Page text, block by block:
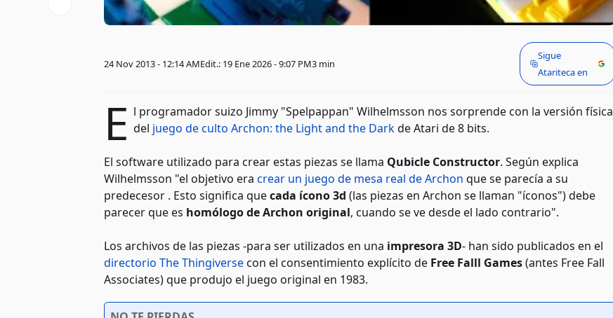
24 Nov 2013 - 12:14 AMEdit.: 19 Ene 2026 - 9:07 PM3 min
Sigue
Atariteca en
E l programador suizo Jimmy "Spelpappan" Wilhelmsson nos sorprende con la versión física
del juego de culto Archon: the Light and the Darkde Atari de 8 bits.
El software utilizado para crear estas piezas se llama Qubicle Constructor. Según explica
Wilhelmsson "el objetivo era crear un juego de mesa real de Archon que se parecía a su
predecesor . Esto significa quecada ícono 3d (las piezas en Archon se llaman "íconos") debe
parecer que es homólogo de Archon original, cuando se ve desde el lado contrario".
Los archivos de las piezas -para ser utilizados en una impresora 3D- han sido publicados en el
directorio The Thingiversecon el consentimiento explícito de Free Falll Games(antes Free Fall
Associates) que produjo el juego original en 1983.